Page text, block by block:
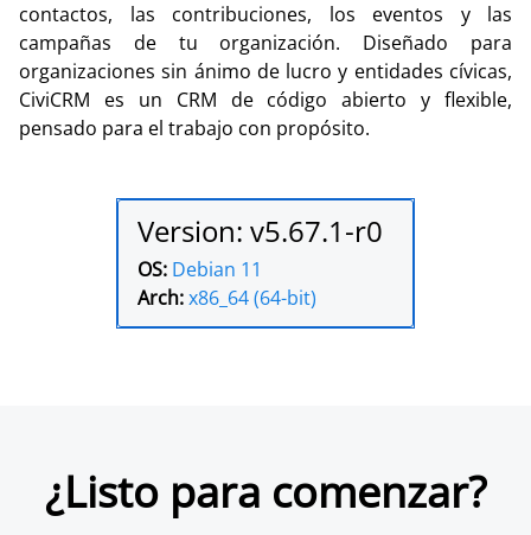
contactos, las contribuciones, los eventos y las
campañas de tu organización. Diseñado para
organizaciones sin ánimo de lucro y entidades cívicas,
CiviCRM es un CRM de código abierto y flexible,
pensado para el trabajo con propósito.
Version: v5.67.1-r0
OS: Debian 11
Arch:x86_64 (64-bit)
¿Listo para comenzar?